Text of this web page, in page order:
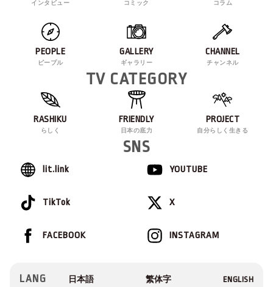
インタビュー コミック コラム
PEOPLE
ピープル
GALLERY
ギャラリー
CHANNEL
チャンネル
TV CATEGORY
RASHIKU
らしく
FRIENDLY
日本の底力
PROJECT
自分らしく生きる
SNS
lit.link YOUTUBE
TikTok X
INSTAGRAM
FACEBOOK
LANG